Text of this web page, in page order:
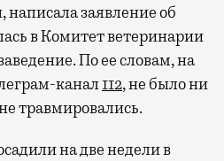
заявление об
в Комитет ветеринарии
По ее словам, на
канал112, не было ни
травмировались.
на две недели в